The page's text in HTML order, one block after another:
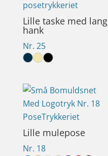
Lille taske med lang
hank
Nr. 25
Lille mulepose
Nr. 18